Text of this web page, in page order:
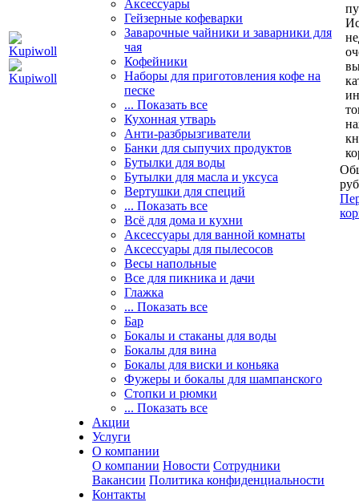
Аксессуары
Гейзерные кофеварки
Заварочные чайники и заварники для
чая
Кофейники
Наборы для приготовления кофе на
песке
... Показать все
Кухонная утварь
Анти-разбрызгиватели
Банки для сыпучих продуктов
Бутылки для воды
Бутылки для масла и уксуса
Вертушки для специй
... Показать все
Всё для дома и кухни
Аксессуары для ванной комнаты
Аксессуары для пылесосов
Весы напольные
Все для пикника и дачи
Глажка
... Показать все
Бар
Бокалы и стаканы для воды
Бокалы для вина
Бокалы для виски и коньяка
Фужеры и бокалы для шампанского
Стопки и рюмки
... Показать все
Акции
Услуги
О компании
О компании Новости Сотрудники
Вакансии Политика конфиденциальности
Контакты